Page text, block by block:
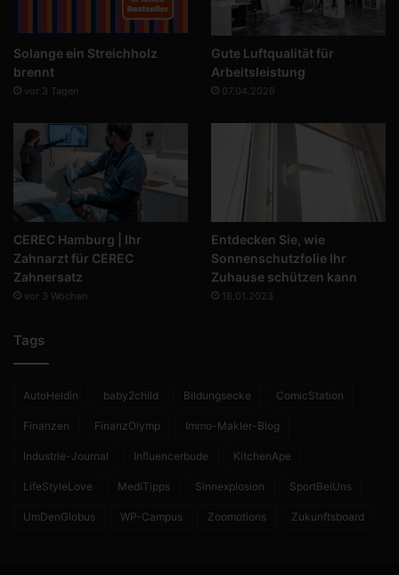
Solange ein Streichholz
brennt
vor 3 Tagen
Gute Luftqualität für
Arbeitsleistung
07.04.2026
CEREC Hamburg | Ihr
Zahnarzt für CEREC
Zahnersatz
vor 3 Wochen
Entdecken Sie, wie
Sonnenschutzfolie Ihr
Zuhause schützen kann
18.01.2023
Tags
AutoHeldin baby2child Bildungsecke ComicStation
Finanzen FinanzOlymp Immo-Makler-Blog
Industrie-Journal Influencerbude KitchenApe
LifeStyleLove MediTipps Sinnexplosion SportBeiUns
UmDenGlobus WP-Campus Zoomotions Zukunftsboard